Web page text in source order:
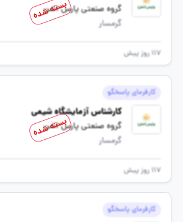
گروه صنعتی پارس اشن
گرمسار
117 روز پیش
بسته شده
کارفرمای پاسخگو
کارشناس آزمایشگاه شیمی
گروه صنعتی پارس اشن
گرمسار
117 روز پیش
بسته شده
کارفرمای پاسخگو